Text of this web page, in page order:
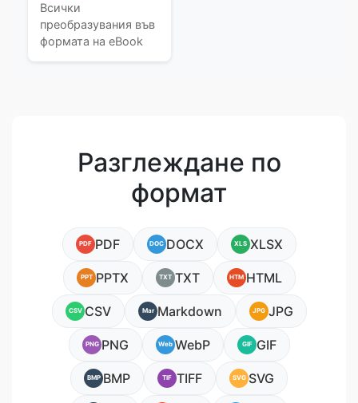
Всички
преобразувания във
формата на eBook
Разглеждане по
формат
PDF PDF DOC DOCX XLS XLSX
PPT PPTX TXT TXT HTM HTML
CSV CSV Mar Markdown JPG JPG
PNG PNG Web WebP GIF GIF
BMP BMP TIF TIFF SVG SVG